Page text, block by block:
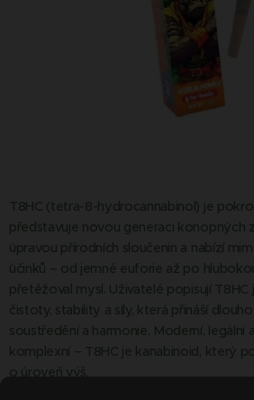
T8HC (tetra-8-hydrocannabinol) je
představuje novou generaci konopných
úpravou přírodních sloučenin a nabízí
účinků – od jemné euforie až po
přetěžoval mysl. Uživatelé popisují T8HC
čistoty, stability a síly, která přináší
soustředění a harmonie. Moderní, legální
komplexní – T8HC je kanabinoid, který
o úroveň výš.